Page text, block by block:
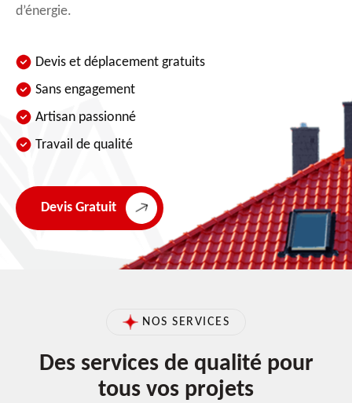
d’énergie.
Devis et déplacement gratuits
Sans engagement
Artisan passionné
Travail de qualité
Devis Gratuit
NOS SERVICES
Des services de qualité pour
tous vos projets